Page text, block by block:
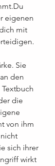
eigenen
mit
Sie
den
die
von ihm
sich ihrer
wirkt